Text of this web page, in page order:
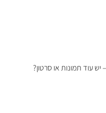
יש עוד תמונות או סרטון?